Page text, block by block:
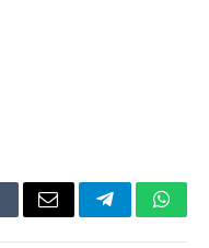
Email Telegram